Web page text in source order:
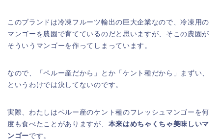
このブランドは冷凍フルーツ輸出の巨大企業なので、冷凍用の
マンゴーを農園で育てているのだと思いますが、そこの農園が
そういうマンゴーを作ってしまっています。
なので、「ペルー産だから」とか「ケント種だから」まずい、
というわけでは決してないのです。
実際、わたしはペルー産のケント種のフレッシュマンゴーを何
度も食べたことがありますが、 本来はめちゃくちゃ美味しいマ
ンゴーです。